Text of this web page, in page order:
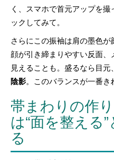
く、スマホで首元アップを
ックしてみて。
さらにこの振袖は肩の墨色が
顔が引き締まりやすい反面、
見えることも。盛るなら目元
陰影。このバランスが一番き
帯まわりの作
は“面を整える”
る